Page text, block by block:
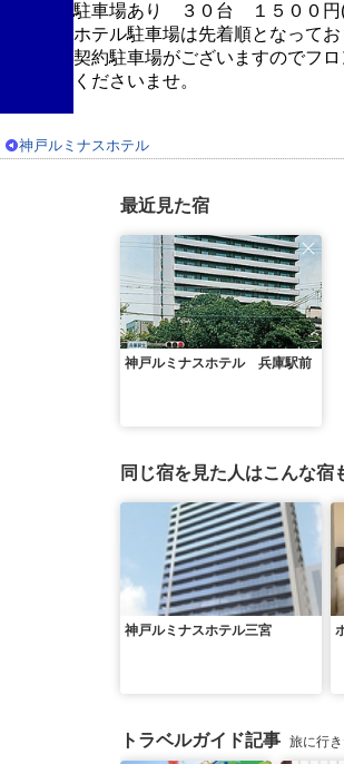
駐車場あり ３０台 １５００円
ホテル駐車場は先着順となってお
契約駐車場がございますのでフ
くださいませ。
神戸ルミナスホテル
最近見た宿
神戸ルミナスホテル 兵庫駅前
同じ宿を見た人はこんな宿
神戸ルミナスホテル三宮
トラベルガイド記事 旅に行